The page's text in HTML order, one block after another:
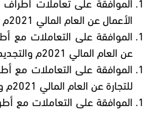
الأعمال عن العام المالي 2021م والتجديد لعام 2022م.
الموافقة على التعاملات مع
عن العام المالي 2021م والتجديد لعام 2022م.
الموافقة على التعاملات مع
للتجارة عن العام المالي 2021م والتجديد لعام 2022م.
الموافقة على التعاملات مع